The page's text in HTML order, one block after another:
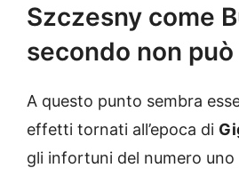
Szczesny come
secondo non può
A questo punto sembra
effetti tornati all’epoca di
gli infortuni del numero